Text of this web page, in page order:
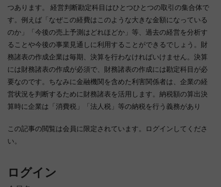
つあります。 経営判断勘定科目はひとつひとつの取引の集合体で
す。例えば「なぜこの経費はこのような大きな金額になっている
のか」「今後の売上予測はどれほどか」等、過去の経営を分析す
ることや今後の事業見通しに利用することができるでしょう。財
務諸表の作成企業は毎期、決算を行わなければいけません。決算
には財務諸表の作成が必須で、財務諸表の作成には勘定科目が必
要なのです。ちなみに金融機関を含めた利害関係者は、企業の経
営状況を判断するために財務諸表を活用します。納税額の算出決
算時に企業は「消費税」「法人税」等の納税を行う義務があり
この記事の閲覧は会員に限定されています。ログインしてくださ
い。
ログイン